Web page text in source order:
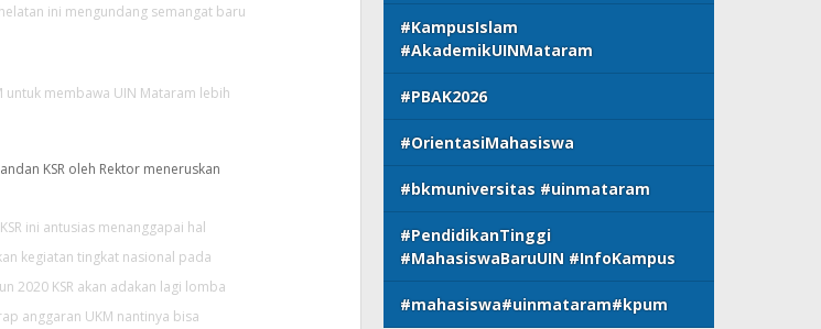
ini mengundang semangat baru
untuk membawa UIN Mataram lebih
KSR oleh Rektor meneruskan
ini antusias menanggapai hal
kegiatan tingkat nasional pada
2020 KSR akan adakan lagi lomba
anggaran UKM nantinya bisa
#KampusIslam
#AkademikUINMataram
#PBAK2026
#OrientasiMahasiswa
#bkmuniversitas #uinmataram
#PendidikanTinggi
#MahasiswaBaruUIN #InfoKampus
#mahasiswa#uinmataram#kpum